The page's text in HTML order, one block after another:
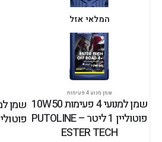
המלאי אזל
שמן מנוע 4 פעימות
שמן למנועי 4 פעימות 10W50
פוטוליין 1 ליטר – PUTOLINE
ESTER TECH